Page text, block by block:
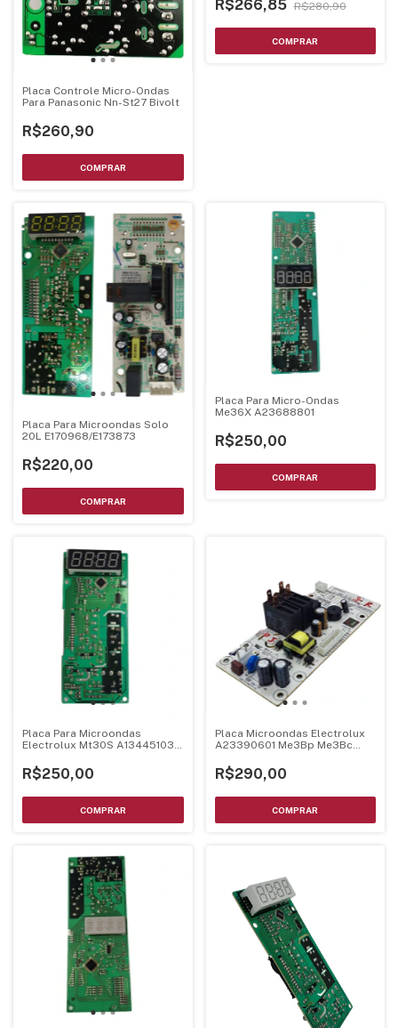
Placa Controle Micro-Ondas
Para Panasonic Nn-St27 Bivolt
R$260,90
R$266,85 R$280,90
Placa Para Microondas Solo
20L E170968/E173873
R$220,00
Placa Para Micro-Ondas
Me36X A23688801
R$250,00
Placa Para Microondas
Electrolux Mt30S A13445103
R$250,00
Placa Microondas Electrolux
A23390601 Me3Bp Me3Bc
R$290,00